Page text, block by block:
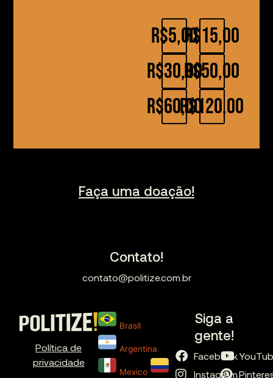
R$5,00
R$30,00
R$60,00
R$15,00
R$50,00
R$120,00
Faça uma doação!
Contato!
contato@politize.com.br
Política de
privacidade
Brasil
Argentina
Mexico
Siga a
gente!
Facebook
Instagram